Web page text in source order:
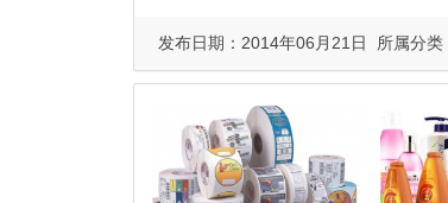
发布日期：2014年06月21日 所属分类